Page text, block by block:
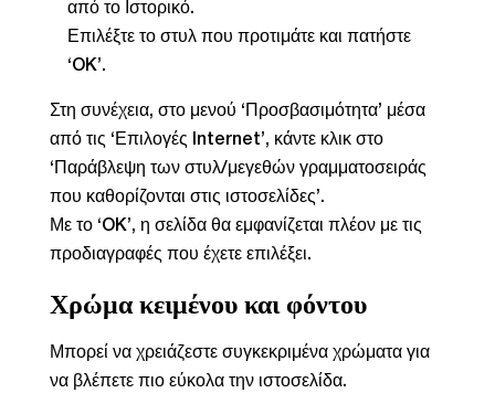
από το Ιστορικό.
Επιλέξτε το στυλ που προτιμάτε και πατήστε
‘OK’.
Στη συνέχεια, στο μενού ‘Προσβασιμότητα’ μέσα
από τις ‘Επιλογές Internet’, κάντε κλικ στο
‘Παράβλεψη των στυλ/μεγεθών γραμματοσειράς
που καθορίζονται στις ιστοσελίδες’.
Με το ‘OK’, η σελίδα θα εμφανίζεται πλέον με τις
προδιαγραφές που έχετε επιλέξει.
Χρώμα κειμένου και φόντου
Μπορεί να χρειάζεστε συγκεκριμένα χρώματα για
να βλέπετε πιο εύκολα την ιστοσελίδα.